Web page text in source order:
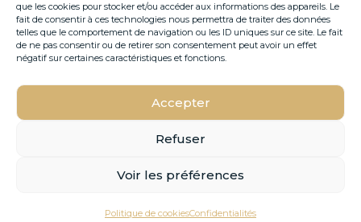
que les cookies pour stocker et/ou accéder aux informations des appareils. Le
fait de consentir à ces technologies nous permettra de traiter des données
telles que le comportement de navigation ou les ID uniques sur ce site. Le fait
de ne pas consentir ou de retirer son consentement peut avoir un effet
négatif sur certaines caractéristiques et fonctions.
Accepter
Refuser
Voir les préférences
Politique de cookiesConfidentialités
E
-
m
i
E
i
E
E
-
a
confidentialité–Design by FLOW44